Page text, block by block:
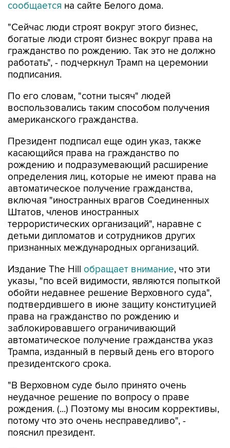
сообщается на сайте Белого дома.
"Сейчас люди строят вокруг этого бизнес,
богатые люди строят бизнес вокруг права на
гражданство по рождению. Так это не должно
работать", - подчеркнул Трамп на церемонии
подписания.
По его словам, "сотни тысяч" людей
воспользовались таким способом получения
американского гражданства.
Президент подписал еще один указ, также
касающийся права на гражданство по
рождению и подразумевающий расширение
определения лиц, которые не имеют права на
автоматическое получение гражданства,
включая "иностранных врагов Соединенных
Штатов, членов иностранных
террористических организаций", наравне с
детьми дипломатов и сотрудников других
признанных международных организаций.
Издание The Hill обращает внимание, что эти
указы, "по всей видимости, являются попыткой
обойти недавнее решение Верховного суда",
подтвердившего в июне защиту конституцией
права на гражданство по рождению и
заблокировавшего ограничивающий
автоматическое получение гражданства указ
Трампа, изданный в первый день его второго
президентского срока.
"В Верховном суде было принято очень
неудачное решение по вопросу о праве
рождения. (...) Поэтому мы вносим коррективы,
потому что это очень несправедливо", -
пояснил президент.